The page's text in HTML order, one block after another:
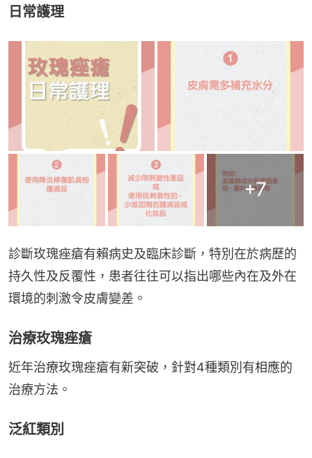
日常護理
+7
診斷玫瑰痤瘡有賴病史及臨床診斷，特別在於病歷的
持久性及反覆性，患者往往可以指出哪些內在及外在
環境的刺激令皮膚變差。
治療玫瑰痤瘡
近年治療玫瑰痤瘡有新突破，針對4種類別有相應的
治療方法。
泛紅類別